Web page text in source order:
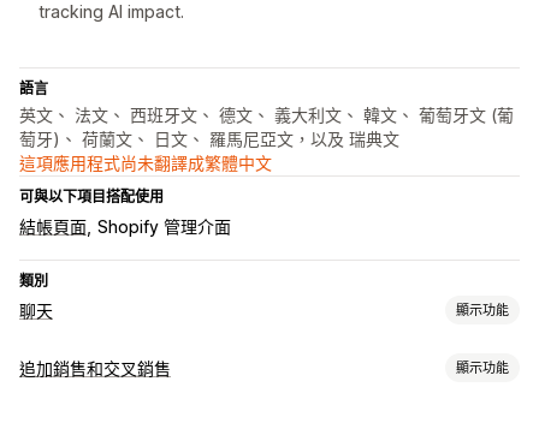
tracking AI impact.
語言
英文、 法文、 西班牙文、 德文、 義大利文、 韓文、 葡萄牙文 (葡
萄牙)、 荷蘭文、 日文、 羅馬尼亞文，以及 瑞典文
這項應用程式尚未翻譯成繁體中文
可與以下項目搭配使用
結帳頁面 Shopify 管理介面
類別
聊天 顯示功能
即時傳訊
追加銷售和交叉銷售 顯示功能